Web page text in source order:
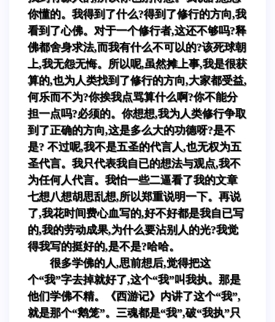
你懂的。我得到了什么?得到了修行的方向,我
看到了心佛。对于一个修行者,这还不够吗?释
佛都舍身求法,而我有什么不可以的?该死球朝
上,我无怨无悔。所以呢,虽然摊上事,我是很获
算的,也为人类找到了修行的方向,大家都受益,
何乐而不为?你挨我点骂算什么啊?你不能分
担一点吗?必须的。你想想,我为人类修行争取
到了正确的方向,这是多么大的功德呀?是不
是? 不过呢,我不是五圣的代言人,也无权为五
圣代言。我只代表我自已的想法与观点,我不
为任何人代言。我怕一些二逼看了我的文章
七想八想胡思乱想,所以郑重说明一下。再说
了,我花时间费心血写的,好不好都是我自已写
的,我的劳动成果,为什么要沾别人的光?我觉
得我写的挺好的,是不是?哈哈。
很多学佛的人,思前想后,觉得把这
个“我”字去掉就好了,这个“我”叫我执。那是
他们学佛不精。《西游记》内讲了这个“我”,
就是那个“鹅笼”。三魂都是“我”,破“我执”只